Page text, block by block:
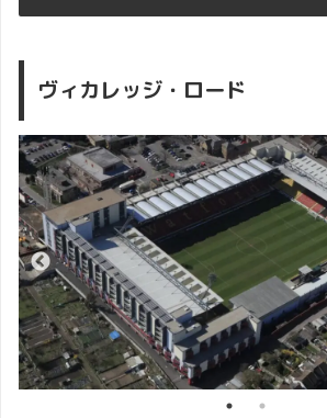
ヴィカレッジ・ロード